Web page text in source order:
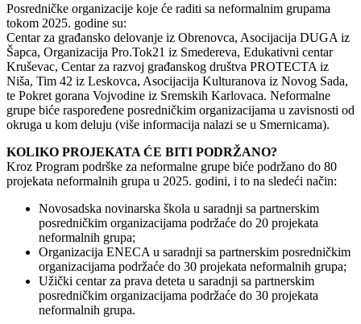
Posredničke organizacije koje će raditi sa neformalnim grupama
tokom 2025. godine su:
Centar za građansko delovanje iz Obrenovca, Asocijacija DUGA iz
Šapca, Organizacija Pro.Tok21 iz Smedereva, Edukativni centar
Kruševac, Centar za razvoj građanskog društva PROTECTA iz
Niša, Tim 42 iz Leskovca, Asocijacija Kulturanova iz Novog Sada,
te Pokret gorana Vojvodine iz Sremskih Karlovaca. Neformalne
grupe biće raspoređene posredničkim organizacijama u zavisnosti od
okruga u kom deluju (više informacija nalazi se u Smernicama).
KOLIKO PROJEKATA ĆE BITI PODRŽANO?
Kroz Program podrške za neformalne grupe biće podržano do 80
projekata neformalnih grupa u 2025. godini, i to na sledeći način:
Novosadska novinarska škola u saradnji sa partnerskim
posredničkim organizacijama podržaće do 20 projekata
neformalnih grupa;
Organizacija ENECA u saradnji sa partnerskim posredničkim
organizacijama podržaće do 30 projekata neformalnih grupa;
Užički centar za prava deteta u saradnji sa partnerskim
posredničkim organizacijama podržaće do 30 projekata
neformalnih grupa.